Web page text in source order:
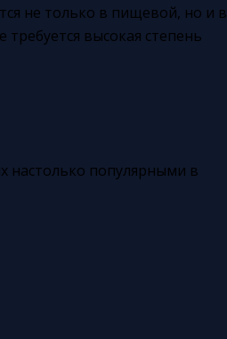
не только в пищевой, но и в
высокая степень
настолько популярными в